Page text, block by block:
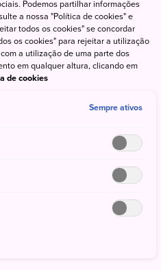
Podemos partilhar informações
a nossa "Política de cookies" e
todos os cookies" se concordar
os cookies" para rejeitar a utilização
a utilização de uma parte dos
em qualquer altura, clicando em
de cookies
Sempre ativos